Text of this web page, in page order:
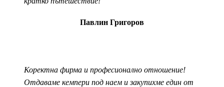
Павлин Григоров
Коректна фирма и професионално отношение!
Отдаваме кемпери под наем и закупихме един от